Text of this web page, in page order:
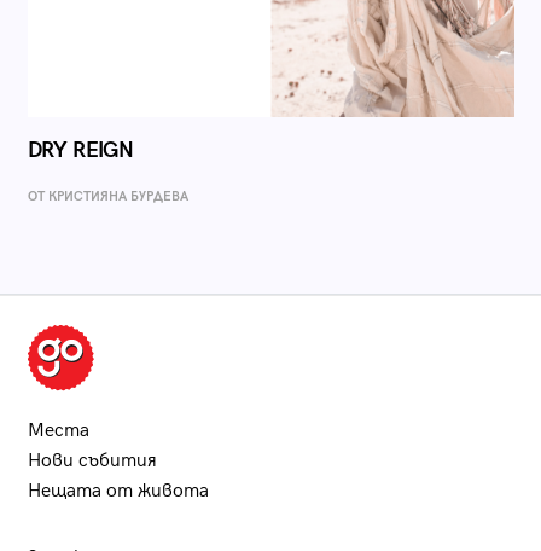
DRY REIGN
ОТ КРИСТИЯНА БУРДЕВА
Места
Нови събития
Нещата от живота